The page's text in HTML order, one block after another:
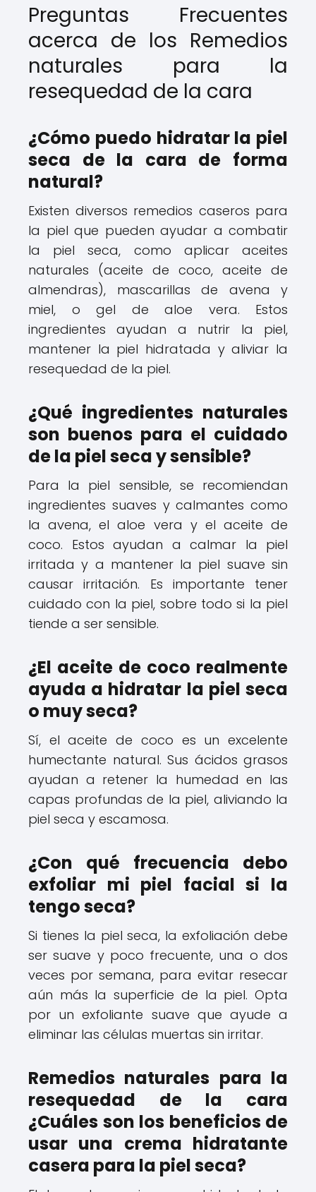
Preguntas Frecuentes
acerca de los Remedios
naturales para la
resequedad de la cara
¿Cómo puedo hidratar la piel
seca de la cara de forma
natural?
Existen diversos remedios caseros para
la piel que pueden ayudar a combatir
la piel seca, como aplicar aceites
naturales (aceite de coco, aceite de
almendras), mascarillas de avena y
miel, o gel de aloe vera. Estos
ingredientes ayudan a nutrir la piel,
mantener la piel hidratada y aliviar la
resequedad de la piel.
¿Qué ingredientes naturales
son buenos para el cuidado
de la piel seca y sensible?
Para la piel sensible, se recomiendan
ingredientes suaves y calmantes como
la avena, el aloe vera y el aceite de
coco. Estos ayudan a calmar la piel
irritada y a mantener la piel suave sin
causar irritación. Es importante tener
cuidado con la piel, sobre todo si la piel
tiende a ser sensible.
¿El aceite de coco realmente
ayuda a hidratar la piel seca
o muy seca?
Sí, el aceite de coco es un excelente
humectante natural. Sus ácidos grasos
ayudan a retener la humedad en las
capas profundas de la piel, aliviando la
piel seca y escamosa.
¿Con qué frecuencia debo
exfoliar mi piel facial si la
tengo seca?
Si tienes la piel seca, la exfoliación debe
ser suave y poco frecuente, una o dos
veces por semana, para evitar resecar
aún más la superficie de la piel. Opta
por un exfoliante suave que ayude a
eliminar las células muertas sin irritar.
Remedios naturales para la
resequedad de la cara
¿Cuáles son los beneficios de
usar una crema hidratante
casera para la piel seca?